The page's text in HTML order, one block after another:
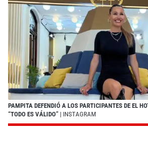
PAMPITA DEFENDIÓ A LOS PARTICIPANTES DE EL
“TODO ES VÁLIDO” | INSTAGRAM